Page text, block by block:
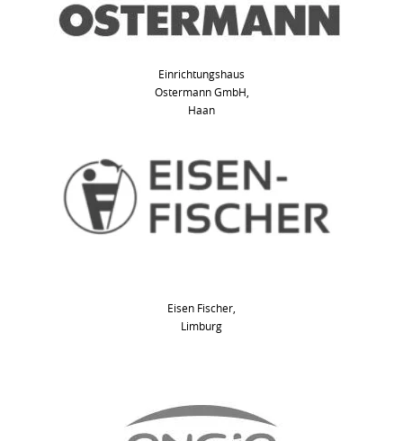
Einrichtungshaus
Ostermann GmbH,
Haan
Eisen Fischer,
Limburg